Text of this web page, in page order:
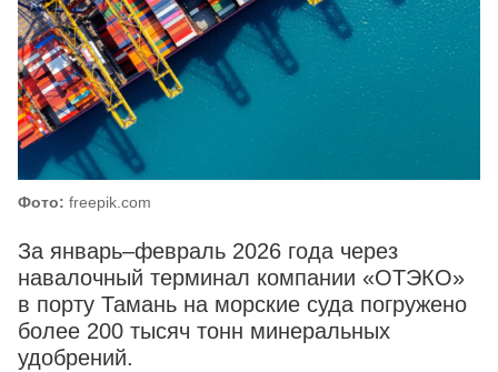
Фото: freepik.com
За январь–февраль 2026 года через
навалочный терминал компании «ОТЭКО»
в порту Тамань на морские суда погружено
более 200 тысяч тонн минеральных
удобрений.